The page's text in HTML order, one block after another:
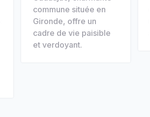
commune située en
Gironde, offre un
cadre de vie paisible
et verdoyant.